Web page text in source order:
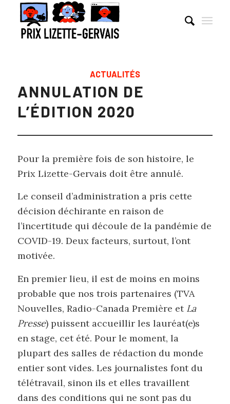
ACTUALITÉS
ANNULATION DE
L’ÉDITION 2020
Pour la première fois de son histoire, le
Prix Lizette-Gervais doit être annulé.
Le conseil d’administration a pris cette
décision déchirante en raison de
l’incertitude qui découle de la pandémie de
COVID-19. Deux facteurs, surtout, l’ont
motivée.
En premier lieu, il est de moins en moins
probable que nos trois partenaires (TVA
Nouvelles, Radio-Canada Première et La
Presse) puissent accueillir les lauréat(e)s
en stage, cet été. Pour le moment, la
plupart des salles de rédaction du monde
entier sont vides. Les journalistes font du
télétravail, sinon ils et elles travaillent
dans des conditions qui ne sont pas du